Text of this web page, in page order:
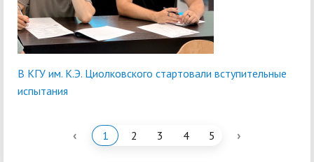
В КГУ им. К.Э. Циолковского стартовали вступительные
испытания
‹ 1 2 3 4 5 ›